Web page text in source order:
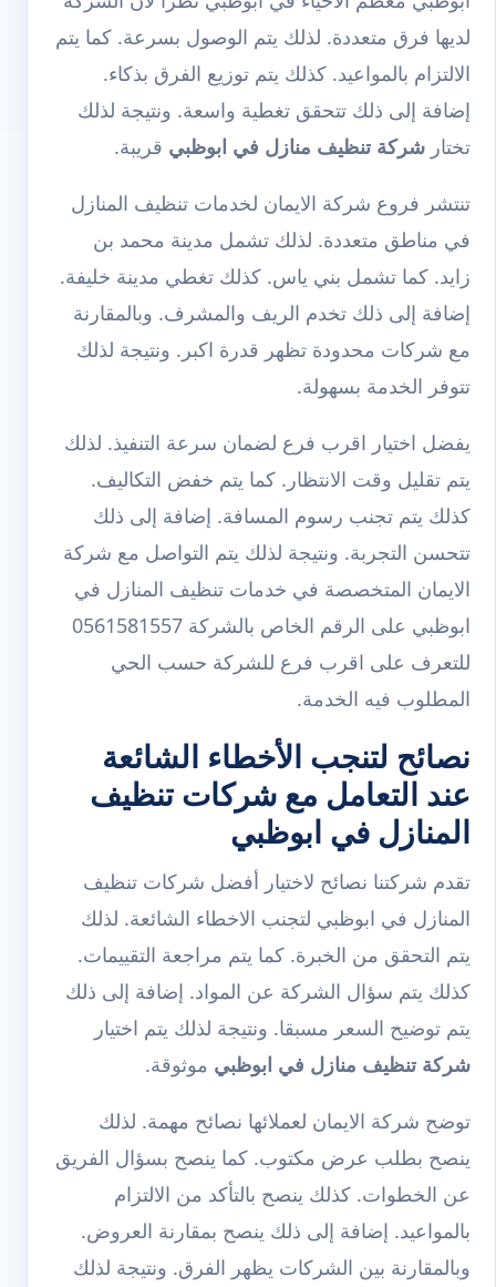
لديها فرق متعددة. لذلك يتم الوصول بسرعة. كما يتم
الالتزام بالمواعيد. كذلك يتم توزيع الفرق بذكاء.
إضافة إلى ذلك تتحقق تغطية واسعة. ونتيجة لذلك
تختار شركة تنظيف منازل في ابوظبي قريبة.
تنتشر فروع شركة الايمان لخدمات تنظيف المنازل
في مناطق متعددة. لذلك تشمل مدينة محمد بن
زايد. كما تشمل بني ياس. كذلك تغطي مدينة خليفة.
إضافة إلى ذلك تخدم الريف والمشرف. وبالمقارنة
مع شركات محدودة تظهر قدرة اكبر. ونتيجة لذلك
تتوفر الخدمة بسهولة.
يفضل اختيار اقرب فرع لضمان سرعة التنفيذ. لذلك
يتم تقليل وقت الانتظار. كما يتم خفض التكاليف.
كذلك يتم تجنب رسوم المسافة. إضافة إلى ذلك
تتحسن التجربة. ونتيجة لذلك يتم التواصل مع شركة
الايمان المتخصصة في خدمات تنظيف المنازل في
ابوظبي على الرقم الخاص بالشركة 0561581557
للتعرف على اقرب فرع للشركة حسب الحي
المطلوب فيه الخدمة.
نصائح لتنجب الأخطاء الشائعة
عند التعامل مع شركات تنظيف
المنازل في ابوظبي
تقدم شركتنا نصائح لاختيار أفضل شركات تنظيف
المنازل في ابوظبي لتجنب الاخطاء الشائعة. لذلك
يتم التحقق من الخبرة. كما يتم مراجعة التقييمات.
كذلك يتم سؤال الشركة عن المواد. إضافة إلى ذلك
يتم توضيح السعر مسبقا. ونتيجة لذلك يتم اختيار
شركة تنظيف منازل في ابوظبي موثوقة.
توضح شركة الايمان لعملائها نصائح مهمة. لذلك
ينصح بطلب عرض مكتوب. كما ينصح بسؤال الفريق
عن الخطوات. كذلك ينصح بالتأكد من الالتزام
بالمواعيد. إضافة إلى ذلك ينصح بمقارنة العروض.
وبالمقارنة بين الشركات يظهر الفرق. ونتيجة لذلك